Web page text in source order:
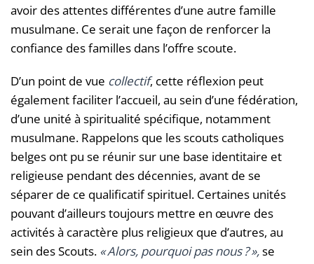
avoir des attentes différentes d’une autre famille
musulmane. Ce serait une façon de renforcer la
confiance des familles dans l’offre scoute.
D’un point de vue collectif, cette réflexion peut
également faciliter l’accueil, au sein d’une fédération,
d’une unité à spiritualité spécifique, notamment
musulmane. Rappelons que les scouts catholiques
belges ont pu se réunir sur une base identitaire et
religieuse pendant des décennies, avant de se
séparer de ce qualificatif spirituel. Certaines unités
pouvant d’ailleurs toujours mettre en œuvre des
activités à caractère plus religieux que d’autres, au
sein des Scouts. « Alors, pourquoi pas nous ? »,se